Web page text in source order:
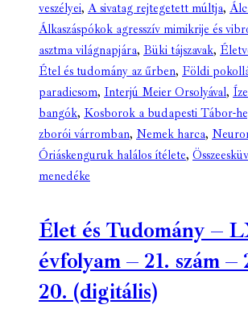
veszélyei, A sivatag rejtegetett múltja,
Álkaszáspókok agresszív mimikrije és
asztma világnapjára, Büki tájszavak,
Étel és tudomány az űrben, Földi
paradicsom, Interjú Meier Orsolyával,
bangók, Kosborok a budapesti Tábor-
zborói várromban, Nemek harca,
Óriáskenguruk halálos ítélete,
menedéke
Élet és Tudomány –
évfolyam – 21. szám –
20. (digitális)